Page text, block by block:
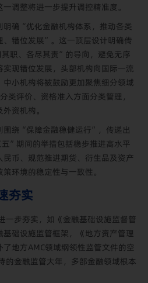
调整将进一步提升调控精准度。
确“优化金融机构体系，推动各类
错位发展”。这一顶层设计明确传
职、各尽其责”的导向，避免无序
现错位发展，头部机构向国际一流
小机构将被鼓励更加聚焦细分领域
评价、资格准入方面分类管理，
资机构。
围绕“保障金融稳健运行”，传递出
”期间的举措包括稳步推进高水平
币、规范推进期货、衍生品及资产
环境的稳定性与一致性。
夯实
一步夯实，如《金融基础设施监督管
础设施监管框架，《地方资产管理
地方AMC领域纲领性监管文件的空
的金融监管大年，多部金融领域根本